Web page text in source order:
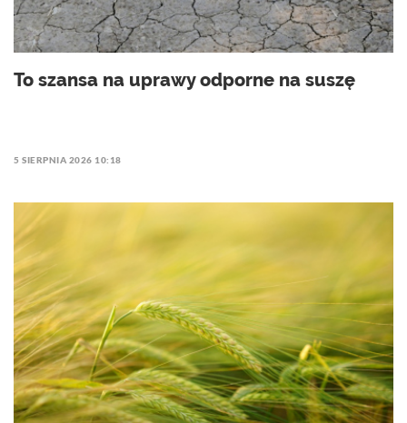
To szansa na uprawy odporne na suszę
5 SIERPNIA 2026 10:18